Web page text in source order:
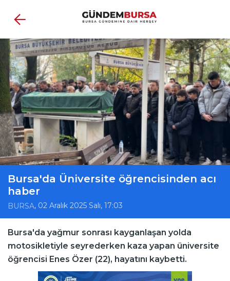
Bursa'da Üniversite öğrencisinden acı
haber
BURSA, 02 Aralık 2025 Salı, 17:03
Bursa'da yağmur sonrası kayganlaşan yolda
motosikletiyle seyrederken kaza yapan üniversite
öğrencisi Enes Özer (22), hayatını kaybetti.